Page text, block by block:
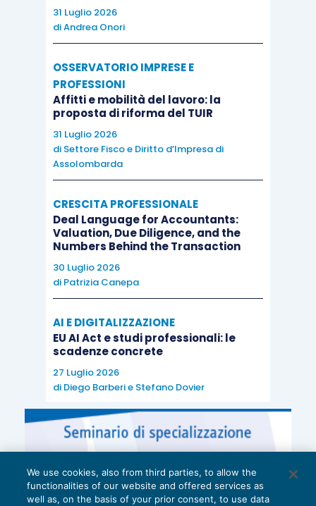
31 Luglio 2026
diAndrea Onori
OSSERVATORIO IMPRESE E
PROFESSIONI
Affitti e mobilità del lavoro: la
proposta di riforma del TUIR
31 Luglio 2026
di Settore Fisco e Diritto d’Impresa di
Assolombarda
CRESCITA PROFESSIONALE
Deal Language for Accountants:
Valuation, Due Diligence, and the
Numbers Behind the Transaction
30 Luglio 2026
di Patrizia Canepa
AI E DIGITALIZZAZIONE
EU AI Act e studi professionali: le
scadenze concrete
27 Luglio 2026
di Diego Barberie Stefano Dovier
We use cookies, also from third parties, to allow the
functionalities of our website and offered services as
well as, on the basis of your prior consent, to use data